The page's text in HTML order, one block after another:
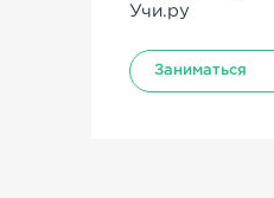
Учи.ру
Заниматься